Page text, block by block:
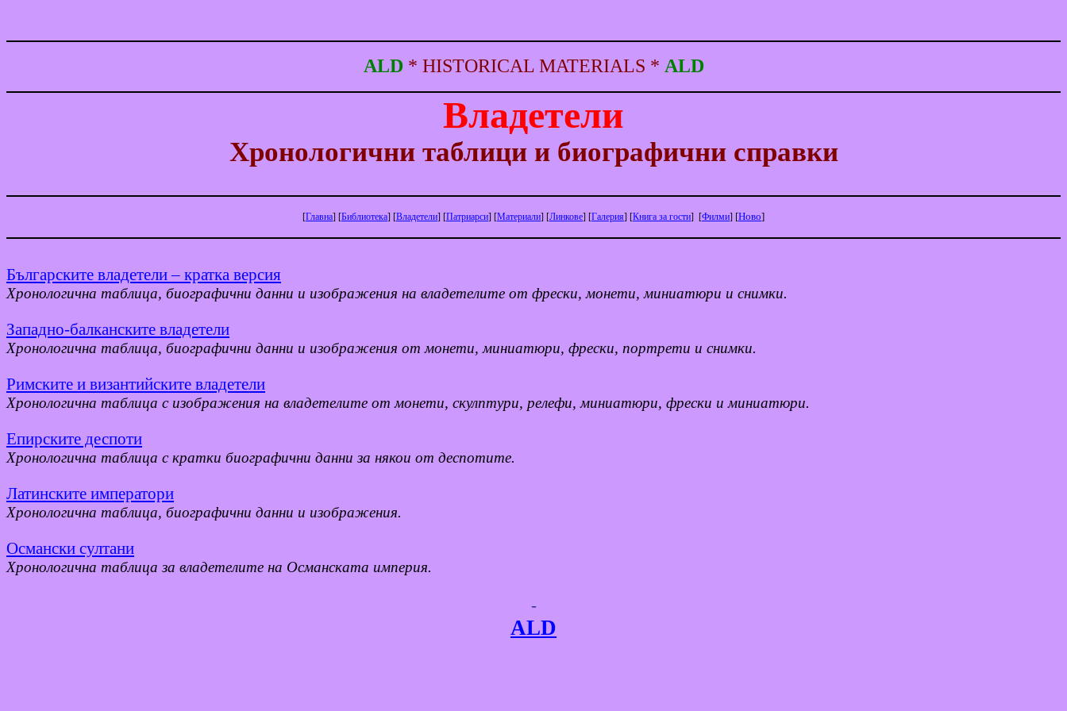
ALD * HISTORICAL MATERIALS * ALD
Владетели
Хронологични таблици и биографични справки
[Главна] [Библиотека] [Владетели] [Патриарси] [Материали] [Линкове] [Галерия] [Книга за гости] [Филми] [Ново]
Българските владетели – кратка версия
Хронологична таблица, биографични данни и изображения на владетелите от фрески, монети, миниатюри и снимки.
Западно-балканските владетели
Хронологична таблица, биографични данни и изображения от монети, миниатюри, фрески, портрети и снимки.
Римските и византийските владетели
Хронологична таблица с изображения на владетелите от монети, скулптури, релефи, миниатюри, фрески и миниатюри.
Епирските деспоти
Хронологична таблица с кратки биографични данни за някои от деспотите.
Латинските императори
Хронологична таблица, биографични данни и изображения.
Османски султани
Хронологична таблица за владетелите на Османската империя.
-
ALD